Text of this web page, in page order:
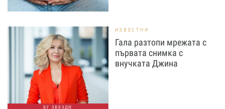
БГ ЗВЕЗДИ
ИЗВЕСТНИ
Гала разтопи мрежата с
първата снимка с
внучката Джина